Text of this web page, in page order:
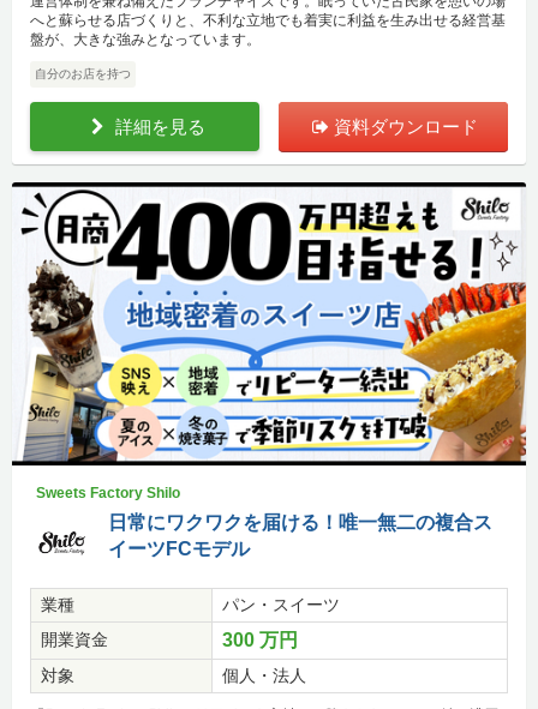
へと蘇らせる店づくりと、不利な立地でも着実に利益を生み出せる経営基
盤が、大きな強みとなっています。
自分のお店を持つ
詳細を見る 資料ダウンロード
Sweets Factory Shilo
日常にワクワクを届ける！唯一無二の複合ス
イーツFCモデル
業種
パン・スイーツ
開業資金
300 万円
対象 個人・法人